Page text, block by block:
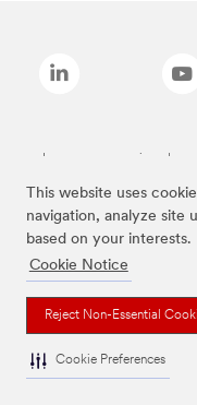
This website uses
navigation, analyze site
based on your interests.
Cookie Notice
Reject Non-Essential
Cookie Preferences
Las marcas mencionadas